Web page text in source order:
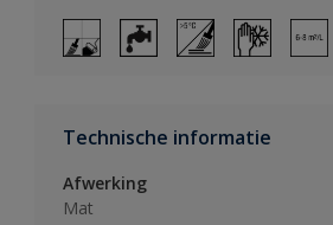
Technische informatie
Afwerking
Mat